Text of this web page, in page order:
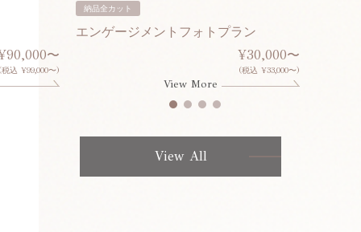
〜
(税込 ¥99,000〜)
納品全カット
エンゲージメントフォトプラン
¥30,000〜
(税込 ¥33,000〜)
View More
View All